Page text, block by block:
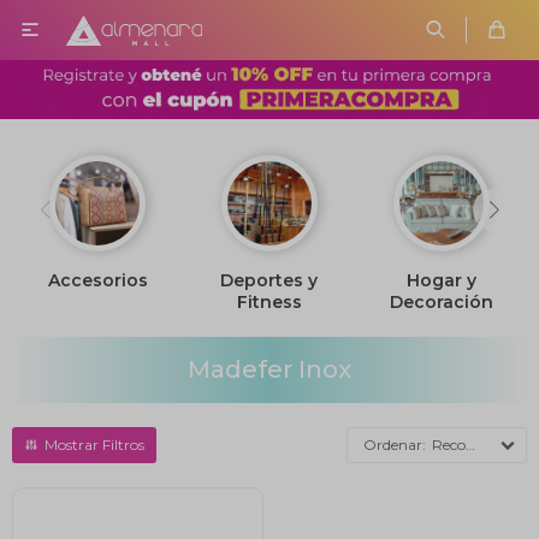

Accesorios
Deportes y
Fitness
Hogar y
Decoración
Madefer Inox
Recomendados